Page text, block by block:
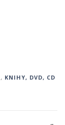
, KNIHY, DVD, CD